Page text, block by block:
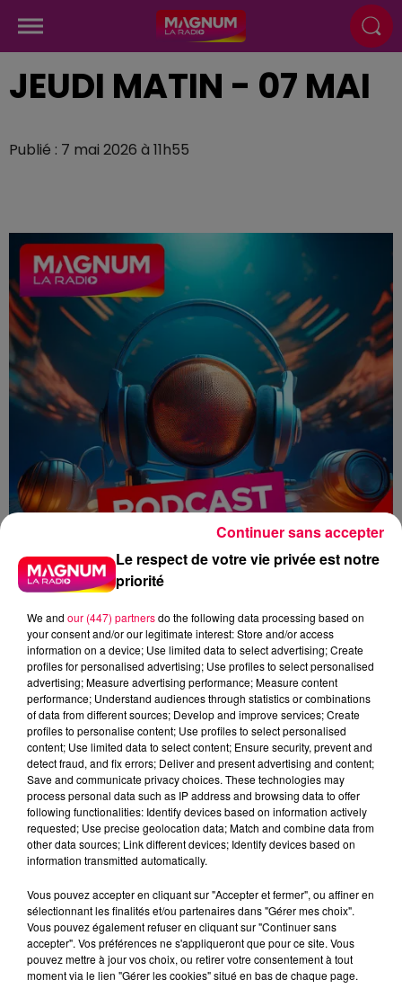
JEUDI MATIN - 07 MAI
Publié : 7 mai 2026 à 11h55
flash
Juliette Schang
Les infos de ce jeudi matin.
0:00 4 min
7 mai 2026 - 4 min
JEUDI MATIN - 07 MAI
Le respect de votre vie privée est notre
priorité
We and our (447) partnersdo the following data processing based on
your consent and/or our legitimate interest: Store and/or access
information on a device; Use limited data to select advertising; Create
profiles for personalised advertising; Use profiles to select personalised
advertising; Measure advertising performance; Measure content
performance; Understand audiences through statistics or combinations
of data from different sources; Develop and improve services; Create
profiles to personalise content; Use profiles to select personalised
content; Use limited data to select content; Ensure security, prevent and
detect fraud, and fix errors; Deliver and present advertising and content;
Save and communicate privacy choices. These technologies may
process personal data such as IP address and browsing data to offer
following functionalities: Identify devices based on information actively
requested; Use precise geolocation data; Match and combine data from
other data sources; Link different devices; Identify devices based on
information transmitted automatically.
Vous pouvez accepter en cliquant sur "Accepter et fermer", ou affiner en
sélectionnant les finalités et/ou partenaires dans "Gérer mes choix".
Vous pouvez également refuser en cliquant sur "Continuer sans
accepter". Vos préférences ne s'appliqueront que pour ce site. Vous
pouvez mettre à jour vos choix, ou retirer votre consentement à tout
moment via le lien "Gérer les cookies" situé en bas de chaque page.
Continuer sans accepter